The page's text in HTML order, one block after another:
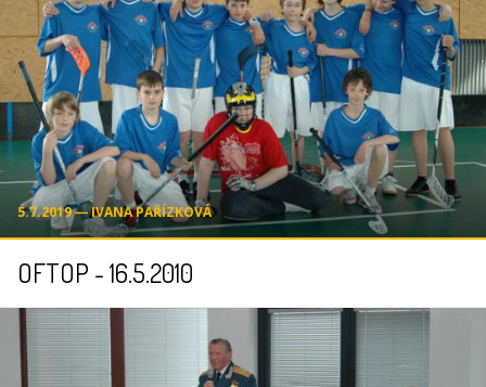
5.7.2019 ― IVANA PAŘÍZKOVÁ
OFTOP - 16.5.2010